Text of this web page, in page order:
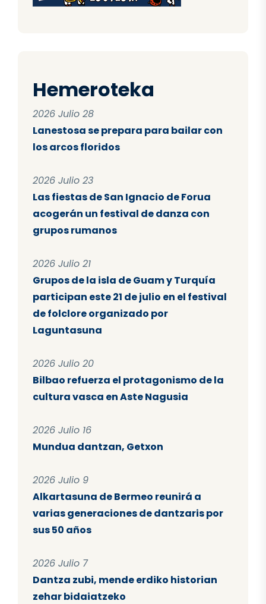
Hemeroteka
2026 Julio 28
Lanestosa se prepara para bailar con
los arcos floridos
2026 Julio 23
Las fiestas de San Ignacio de Forua
acogerán un festival de danza con
grupos rumanos
2026 Julio 21
Grupos de la isla de Guam y Turquía
participan este 21 de julio en el festival
de folclore organizado por
Laguntasuna
2026 Julio 20
Bilbao refuerza el protagonismo de la
cultura vasca en Aste Nagusia
2026 Julio 16
Mundua dantzan, Getxon
2026 Julio 9
Alkartasuna de Bermeo reunirá a
varias generaciones de dantzaris por
sus 50 años
2026 Julio 7
Dantza zubi, mende erdiko historian
zehar bidaiatzeko